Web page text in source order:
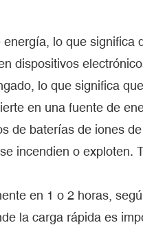
lo que
dispositivos
lo que significa
en una fuente de
de baterías de iones
incendien o exploten.
en 1 o 2 horas,
la carga rápida es